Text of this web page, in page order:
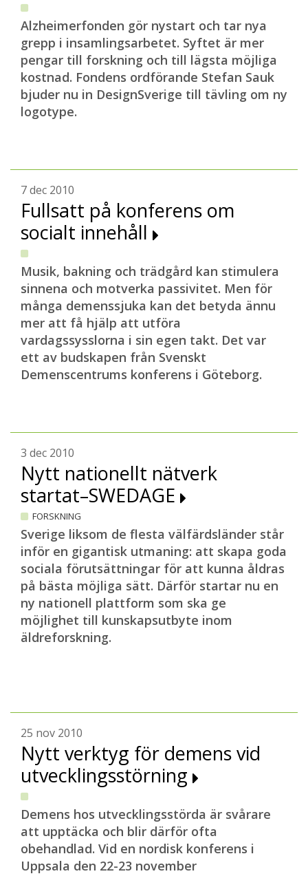
Alzheimerfonden gör nystart och tar nya
grepp i insamlingsarbetet. Syftet är mer
pengar till forskning och till lägsta möjliga
kostnad. Fondens ordförande Stefan Sauk
bjuder nu in DesignSverige till tävling om ny
logotype.
7 dec 2010
Fullsatt på konferens om
socialt innehåll
Musik, bakning och trädgård kan stimulera
sinnena och motverka passivitet. Men för
många demenssjuka kan det betyda ännu
mer att få hjälp att utföra
vardagssysslorna i sin egen takt. Det var
ett av budskapen från Svenskt
Demenscentrums konferens i Göteborg.
3 dec 2010
Nytt nationellt nätverk
startat–SWEDAGE
FORSKNING
Sverige liksom de flesta välfärdsländer står
inför en gigantisk utmaning: att skapa goda
sociala förutsättningar för att kunna åldras
på bästa möjliga sätt. Därför startar nu en
ny nationell plattform som ska ge
möjlighet till kunskapsutbyte inom
äldreforskning.
25 nov 2010
Nytt verktyg för demens vid
utvecklingsstörning
Demens hos utvecklingsstörda är svårare
att upptäcka och blir därför ofta
obehandlad. Vid en nordisk konferens i
Uppsala den 22-23 november